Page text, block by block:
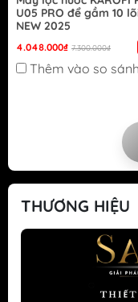
U05 PRO để gầm 10
NEW 2025
4.048.000₫ 7.300.000₫
Thêm vào so sánh
THƯƠNG HIỆU